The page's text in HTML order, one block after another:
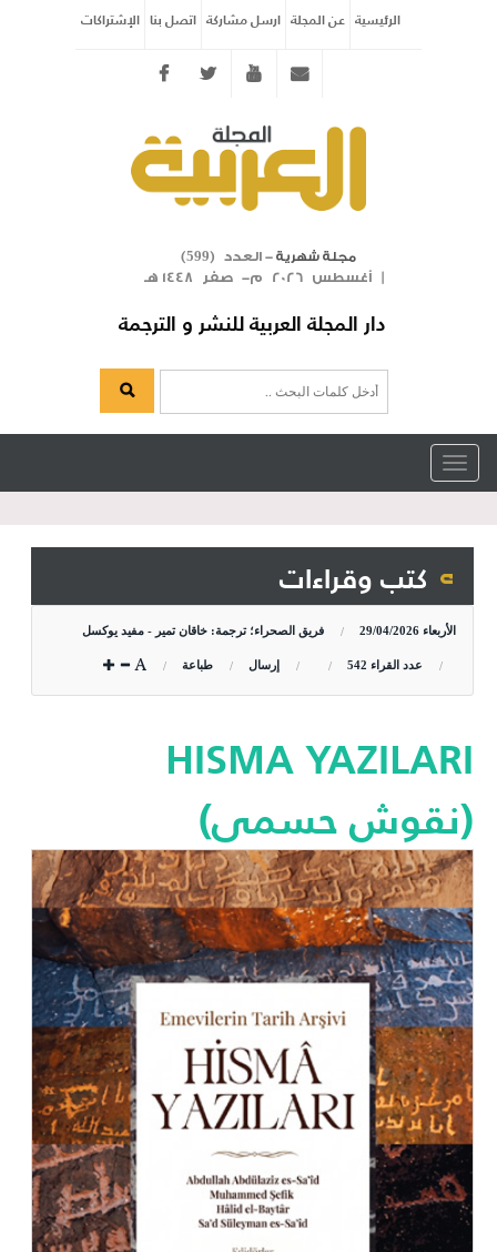
الرئيسية عن المجلة ارسل مشاركة اتصل بنا الإشتراكات
Twitter youtube
مجلة شهرية- العدد ( 599
)
| أغسطس 2026 م- صفر 1448 هـ
دار المجلة العربية للنشر و الترجمة
Toggle
navigation
كتب وقراءات
الأربعاء 29/04/2026 فريق الصحراء؛ ترجمة: خاقان تمير - مفيد يوكسل
عدد القراء 542 إرسال طباعة
HISMA YAZILARI
(نقوش حسمى)